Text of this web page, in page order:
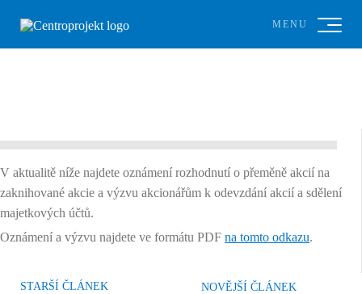
MENU
V aktualitě níže najdete oznámení rozhodnutí o přeměně akcií na
zaknihované akcie a výzvu akcionářům k odevzdání akcií a sdělení
majetkových účtů.
Oznámení a výzvu najdete ve formátu PDF na tomto odkazu.
STARŠÍ ČLÁNEK NOVĚJŠÍ ČLÁNEK